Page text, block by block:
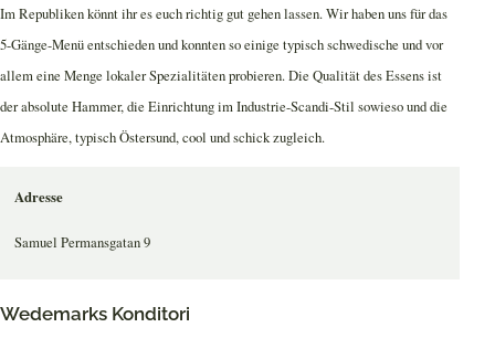
Im Republiken könnt ihr es euch richtig gut gehen lassen. Wir haben uns für das
5-Gänge-Menü entschieden und konnten so einige typisch schwedische und vor
allem eine Menge lokaler Spezialitäten probieren. Die Qualität des Essens ist
der absolute Hammer, die Einrichtung im Industrie-Scandi-Stil sowieso und die
Atmosphäre, typisch Östersund, cool und schick zugleich.
Adresse
Samuel Permansgatan 9
Wedemarks Konditori